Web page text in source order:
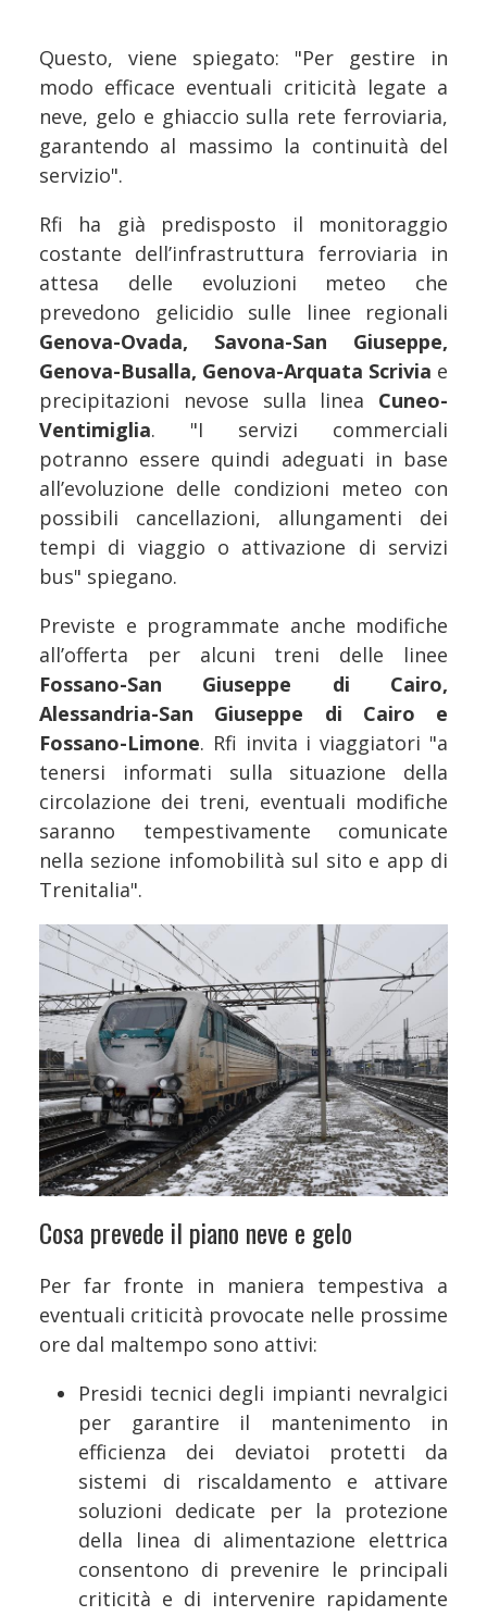
Questo, viene spiegato: "Per gestire in
modo efficace eventuali criticità legate a
neve, gelo e ghiaccio sulla rete ferroviaria,
garantendo al massimo la continuità del
servizio".
Rfi ha già predisposto il monitoraggio
costante dell’infrastruttura ferroviaria in
attesa delle evoluzioni meteo che
prevedono gelicidio sulle linee regionali
Genova-Ovada, Savona-San Giuseppe,
Genova-Busalla, Genova-Arquata Scrivia e
precipitazioni nevose sulla linea Cuneo-
Ventimiglia. "I servizi commerciali
potranno essere quindi adeguati in base
all’evoluzione delle condizioni meteo con
possibili cancellazioni, allungamenti dei
tempi di viaggio o attivazione di servizi
bus" spiegano.
Previste e programmate anche modifiche
all’offerta per alcuni treni delle linee
Fossano-San Giuseppe di Cairo,
Alessandria-San Giuseppe di Cairo e
Fossano-Limone. Rfi invita i viaggiatori "a
tenersi informati sulla situazione della
circolazione dei treni, eventuali modifiche
saranno tempestivamente comunicate
nella sezione infomobilità sul sito e app di
Trenitalia".
Cosa prevede il piano neve e gelo
Per far fronte in maniera tempestiva a
eventuali criticità provocate nelle prossime
ore dal maltempo sono attivi:
Presidi tecnici degli impianti nevralgici
per garantire il mantenimento in
efficienza dei deviatoi protetti da
sistemi di riscaldamento e attivare
soluzioni dedicate per la protezione
della linea di alimentazione elettrica
consentono di prevenire le principali
criticità e di intervenire rapidamente